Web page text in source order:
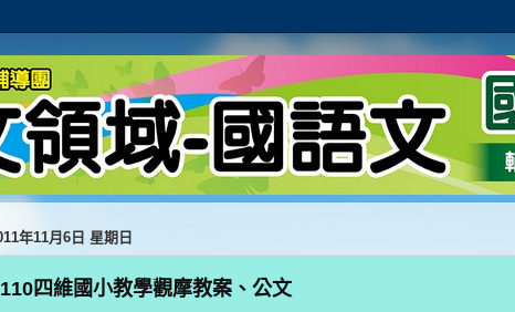
年11月6日 星期日
四維國小教學觀摩教案、公文